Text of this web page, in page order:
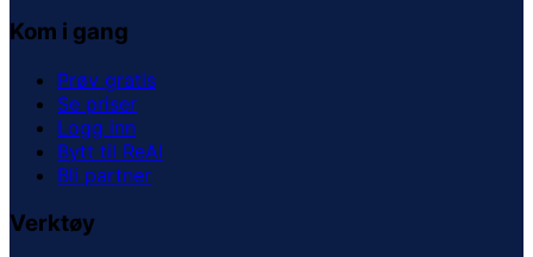
Kom i gang
Prøv gratis
Se priser
Logg inn
Bytt til ReAI
Bli partner
Verktøy